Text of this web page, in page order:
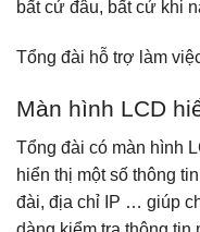
bất cứ đâu, bất cứ khi
Tổng đài hỗ trợ làm
Màn hình LCD
Tổng đài có màn hình
hiển thị một số thông
đài, địa chỉ IP … giúp